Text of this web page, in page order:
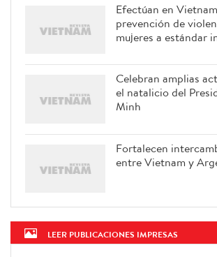
Efectúan en
prevención de
mujeres a estándar
Celebran amplias
el natalicio del
Minh
Fortalecen
entre Vietnam y
LEER PUBLICACIONES IMPRESAS